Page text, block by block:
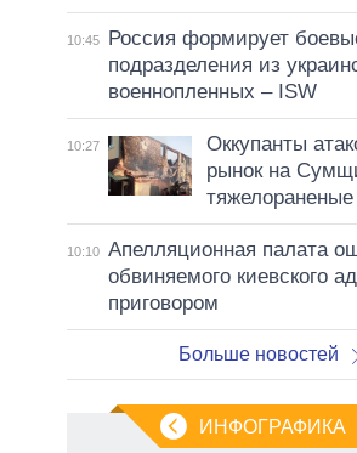
10:45
Россия формирует
подразделения из
военнопленных – ISW
10:27
Оккупанты
рынок на
тяжелораненые
10:10 Апелляционная палата
обвиняемого киевского
приговором
Больше новостей
ИНФОГРАФИКА